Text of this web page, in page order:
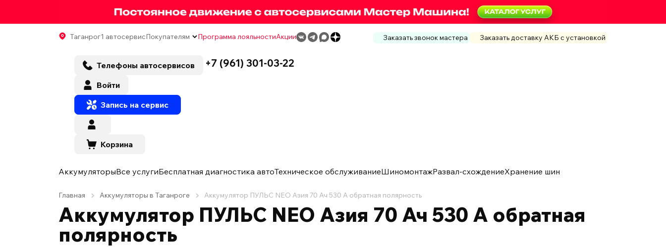
Таганрог1 автосервисПокупателям Программа лояльностиАкции Заказать звонок мастера Заказать доставку АКБ с установкой
Телефоны автосервисов +7 (961) 301-03-22
Войти
Запись на сервис
Корзина
АккумуляторыВсе услугиБесплатная диагностика автоТехническое обслуживаниеШиномонтажРазвал-схождениеХранение шин
Главная Аккумуляторы в Таганроге Аккумулятор ПУЛЬС NEO Азия 70 Ач 530 А обратная полярность
Аккумулятор ПУЛЬС NEO Азия 70 Ач 530 А обратная
полярность